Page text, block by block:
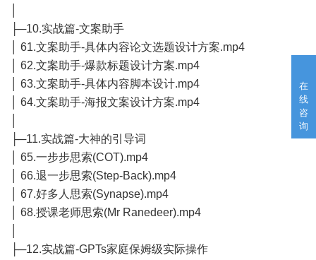
在
线
咨
询
├─10.实战篇-文案助手
│ 61.文案助手-具体内容论文选题设计方案.mp4
│ 62.文案助手-爆款标题设计方案.mp4
│ 63.文案助手-具体内容脚本设计.mp4
│ 64.文案助手-海报文案设计方案.mp4
├─11.实战篇-大神的引导词
│ 65.一步步思索(COT).mp4
│ 66.退一步思索(Step-Back).mp4
│ 67.好多人思索(Synapse).mp4
│ 68.授课老师思索(Mr Ranedeer).mp4
├─12.实战篇-GPTs家庭保姆级实际操作